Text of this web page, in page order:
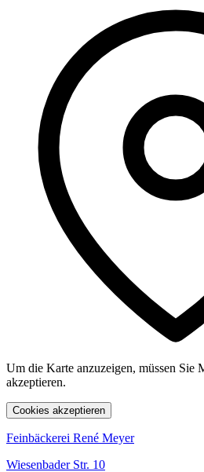
Um die Karte anzuzeigen, müssen Sie
akzeptieren.
Cookies akzeptieren
Feinbäckerei René Meyer
Wiesenbader Str. 10